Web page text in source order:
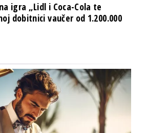
igra „Lidl i Coca-Cola te
dobitnici vaučer od 1.200.000